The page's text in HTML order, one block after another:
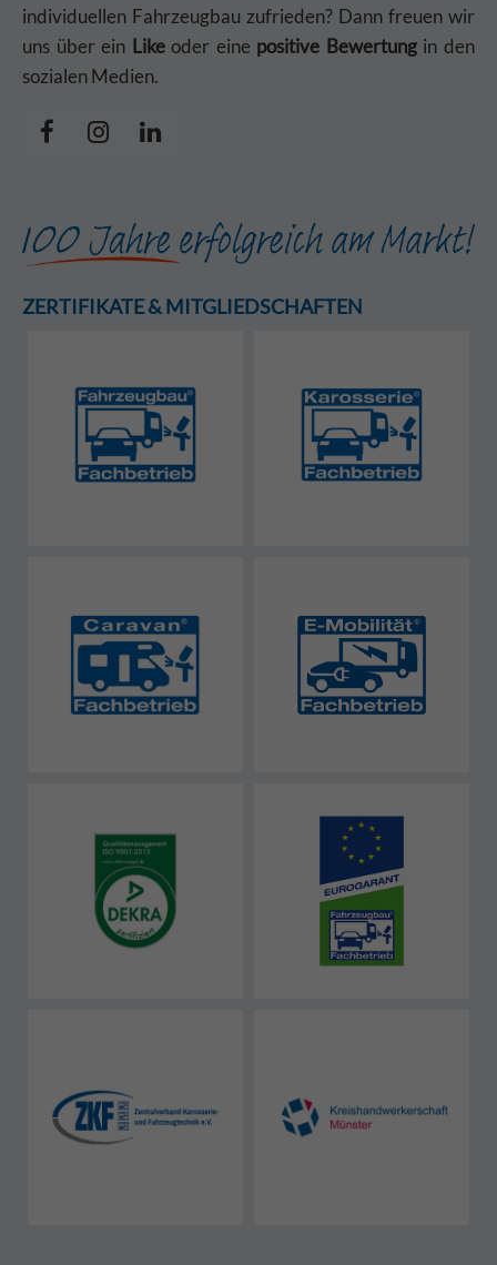
individuellen Fahrzeugbau zufrieden? Dann freuen wir
uns über ein Likeoder eine positive Bewertungin den
sozialen Medien.
ZERTIFIKATE & MITGLIEDSCHAFTEN